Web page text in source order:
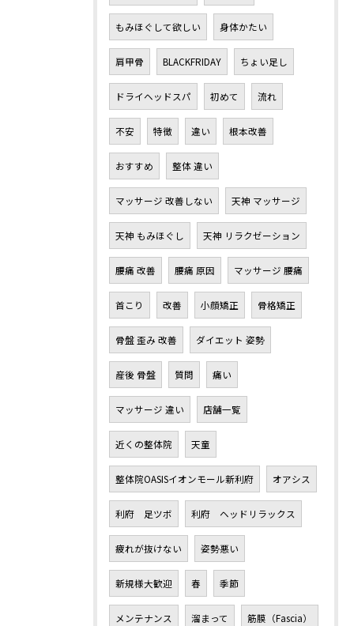
もみほぐして欲しい 身体かたい
肩甲骨 BLACKFRIDAY ちょい足し
ドライヘッドスパ 初めて 流れ
不安 特徴 違い 根本改善
おすすめ 整体 違い
マッサージ 改善しない 天神 マッサージ
天神 もみほぐし 天神 リラクゼーション
腰痛 改善 腰痛 原因 マッサージ 腰痛
首こり 改善 小顔矯正 骨格矯正
骨盤 歪み 改善 ダイエット 姿勢
産後 骨盤 質問 痛い
マッサージ 違い 店舗一覧
近くの整体院 天童
整体院OASISイオンモール新利府 オアシス
利府 足ツボ 利府 ヘッドリラックス
疲れが抜けない 姿勢悪い
新規様大歓迎 春 季節
メンテナンス 溜まって 筋膜（Fascia）